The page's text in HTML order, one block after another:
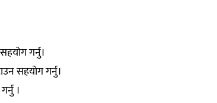
गर्नु।
सहयोग गर्नु।
।